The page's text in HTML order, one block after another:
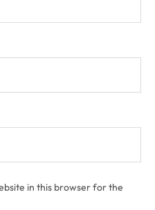
in this browser for the